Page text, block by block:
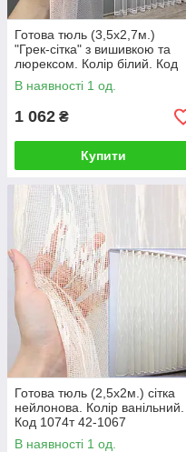
Готова тюль (3,5х2,7м.)
"Грек-сітка" з вишивкою та
люрексом. Колір білий. Код
1822т 42-1182
В наявності 1 од.
1 062 ₴
Купити
Готова тюль (2,5х2м.) сітка
нейлонова. Колір ванільний.
Код 1074т 42-1067
В наявності 1 од.